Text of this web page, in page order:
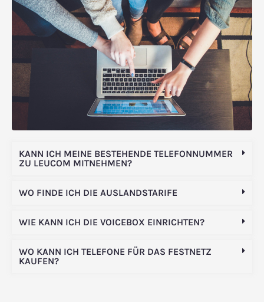
KANN ICH MEINE BESTEHENDE TELEFONNUMMER
ZU LEUCOM MITNEHMEN?
WO FINDE ICH DIE AUSLANDSTARIFE
WIE KANN ICH DIE VOICEBOX EINRICHTEN?
WO KANN ICH TELEFONE FÜR DAS FESTNETZ
KAUFEN?